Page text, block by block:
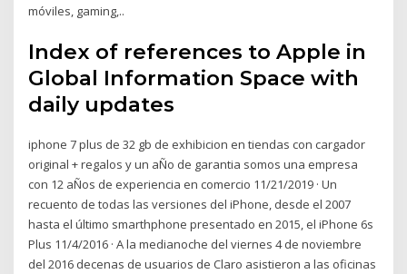
móviles, gaming,..
Index of references to Apple in
Global Information Space with
daily updates
iphone 7 plus de 32 gb de exhibicion en tiendas con cargador
original + regalos y un aÑo de garantia somos una empresa
con 12 aÑos de experiencia en comercio 11/21/2019 · Un
recuento de todas las versiones del iPhone, desde el 2007
hasta el último smarthphone presentado en 2015, el iPhone 6s
Plus 11/4/2016 · A la medianoche del viernes 4 de noviembre
del 2016 decenas de usuarios de Claro asistieron a las oficinas